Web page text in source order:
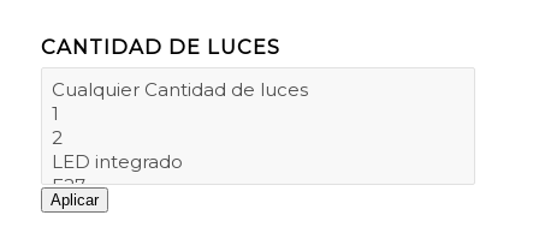
CANTIDAD DE LUCES
Aplicar